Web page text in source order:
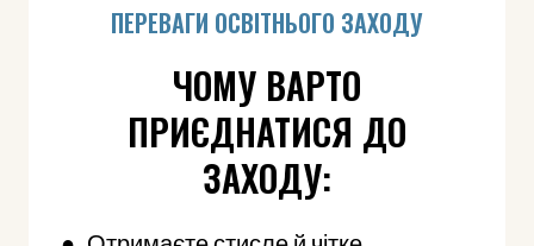
ПЕРЕВАГИ ОСВІТНЬОГО ЗАХОДУ
ЧОМУ ВАРТО
ПРИЄДНАТИСЯ ДО
ЗАХОДУ: